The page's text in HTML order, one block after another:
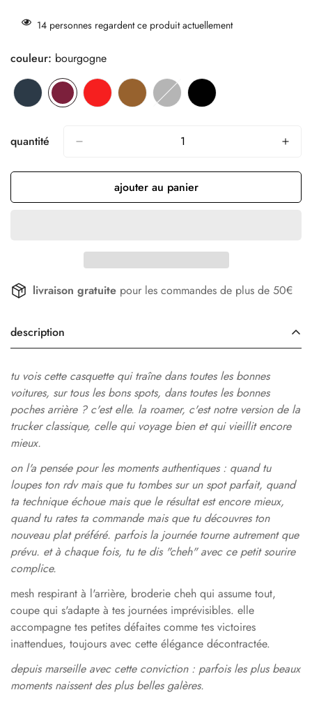
14 personnes regardent ce produit actuellement
couleur: bourgogne
bleu
variante
ou
indisponible
bourgogne
variante
rouge
variante
caramel
variante
indisponible
charbon
variante
indisponible
noir
variante
quantité
ajouter au panier
livraison gratuite pour les commandes de plus de 50€
description
tu vois cette casquette qui traîne dans toutes les bonnes
voitures, sur tous les bons spots, dans toutes les bonnes
poches arrière ? c'est elle. la roamer, c'est notre version de la
trucker classique, celle qui voyage bien et qui vieillit encore
mieux.
on l'a pensée pour les moments authentiques : quand tu
loupes ton rdv mais que tu tombes sur un spot parfait, quand
ta technique échoue mais que le résultat est encore mieux,
quand tu rates ta commande mais que tu découvres ton
nouveau plat préféré. parfois la journée tourne autrement que
prévu. et à chaque fois, tu te dis "cheh" avec ce petit sourire
complice.
mesh respirant à l'arrière, broderie cheh qui assume tout,
coupe qui s'adapte à tes journées imprévisibles. elle
accompagne tes petites défaites comme tes victoires
inattendues, toujours avec cette élégance décontractée.
depuis marseille avec cette conviction : parfois les plus beaux
moments naissent des plus belles galères.